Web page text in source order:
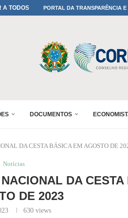
A TODOS OS PAIS!PORTAL DA TRANSPARÊNCIA
DOCUMENTOS
DA CESTA BÁSICA EM AGOSTO DE
Notícias
DA CESTA
DE 2023
630views